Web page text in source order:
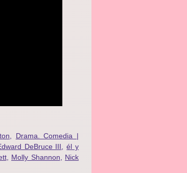
Drama. Comedia |
DeBruce III ,él y
, Molly Shannon
Nick